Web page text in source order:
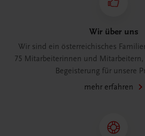
Wir über uns
Wir sind ein österreichisches
75 Mitarbeiterinnen und
Begeisterung für unsere
mehr erfahren